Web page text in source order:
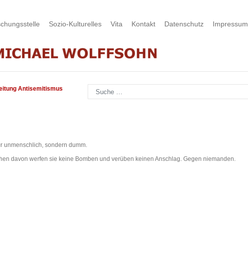
Sozio-Kulturelles Vita Kontakt Datenschutz Impressum
Antisemitismus Suchen
unmenschlich, sondern dumm.
davon werfen sie keine Bomben und verüben keinen Anschlag. Gegen niemanden.